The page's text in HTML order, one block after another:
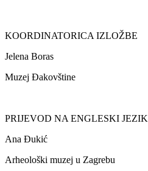
KOORDINATORICA IZLOŽBE
Jelena Boras
Muzej Đakovštine
PRIJEVOD NA ENGLESKI JEZIK
Ana Đukić
Arheološki muzej u Zagrebu